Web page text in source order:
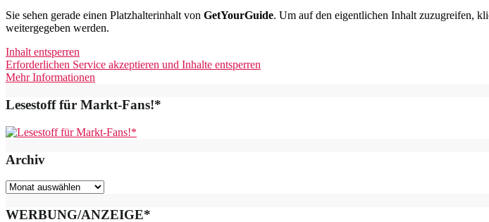
Sie sehen gerade einen Platzhalterinhalt von GetYourGuide. Um auf den eigentlichen Inhalt zuzugreifen,
weitergegeben werden.
Inhalt entsperren
Erforderlichen Service akzeptieren und Inhalte entsperren
Mehr Informationen
Lesestoff für Markt-Fans!*
Archiv
Archiv
WERBUNG/ANZEIGE*